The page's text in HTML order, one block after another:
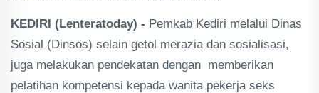
KEDIRI (Lenteratoday) - Pemkab Kediri melalui Dinas
Sosial (Dinsos) selain getol merazia dan sosialisasi,
juga melakukan pendekatan dengan memberikan
pelatihan kompetensi kepada wanita pekerja seks